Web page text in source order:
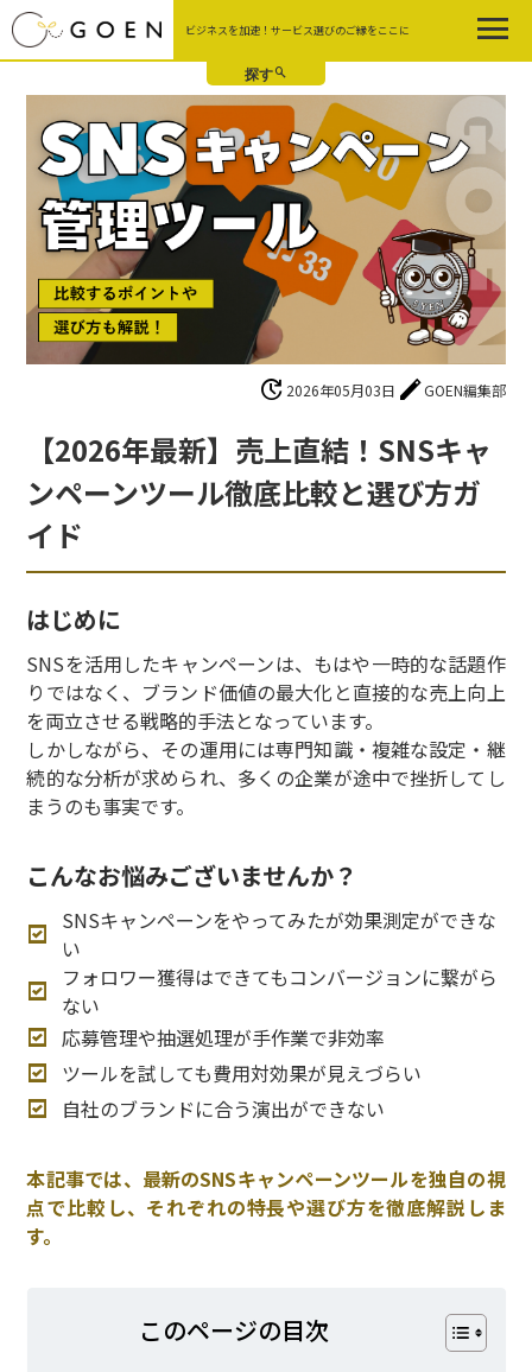
Skip
to
the
content
ビジネスを加速！サービス選びのご縁をここに
update 2026年05月03日 editGOEN編集部
【2026年最新】売上直結！SNSキャ
ンペーンツール徹底比較と選び方ガ
イド
はじめに
SNSを活用したキャンペーンは、もはや一時的な話題作
りではなく、ブランド価値の最大化と直接的な売上向上
を両立させる戦略的手法となっています。
しかしながら、その運用には専門知識・複雑な設定・継
続的な分析が求められ、多くの企業が途中で挫折してし
まうのも事実です。
こんなお悩みございませんか？
SNSキャンペーンをやってみたが効果測定ができな
い
フォロワー獲得はできてもコンバージョンに繋がら
ない
応募管理や抽選処理が手作業で非効率
ツールを試しても費用対効果が見えづらい
自社のブランドに合う演出ができない
本記事では、最新のSNSキャンペーンツールを独自の視
点で比較し、それぞれの特長や選び方を徹底解説しま
す。
このページの⽬次